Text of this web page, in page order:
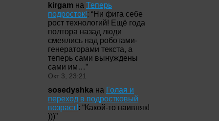
kirgam на Теперь
подросток!: “Ни фига себе
рост технологий! Ещё года
полтора назад люди
смеялись над роботами-
генераторами текста, а
теперь сами вынуждены
сами им…”
Окт 3, 23:21
sosedyshka на Голая и
переход в подростковый
возраст!: “Какой-то наивняк!
)))”